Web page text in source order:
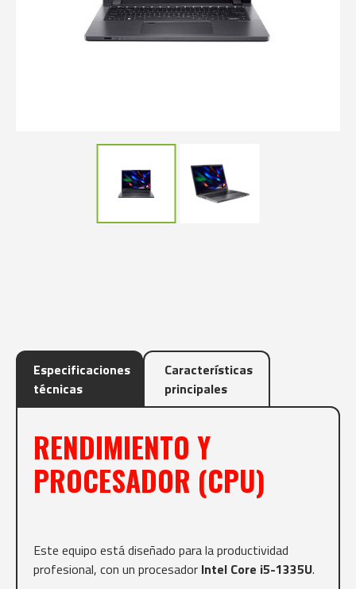
Especificaciones
técnicas
Características
principales
RENDIMIENTO Y
PROCESADOR (CPU)
Este equipo está diseñado para la productividad
profesional, con un procesador Intel Core i5-1335U.